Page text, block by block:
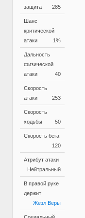
защита 285
Шанс
критической
атаки
1%
Дальность
физической
атаки
40
Скорость
атаки
253
Скорость
ходьбы
50
Скорость бега
120
Атрибут атаки
Нейтральный
В правой руке
держит
Жезл Веры